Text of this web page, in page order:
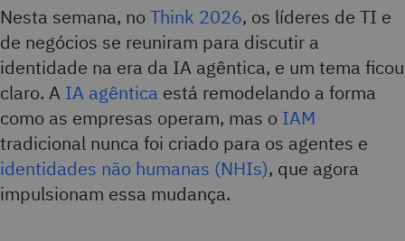
Nesta semana, noThink 2026, os líderes de TI e
de negócios se reuniram para discutir a
identidade na era da IA agêntica, e um tema ficou
claro. A IA agêntica está remodelando a forma
como as empresas operam, mas o IAM
tradicional nunca foi criado para os agentes e
identidades não humanas (NHIs), que agora
impulsionam essa mudança.